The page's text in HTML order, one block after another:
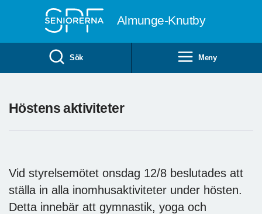
Almunge-Knutby
Sök Meny
Höstens aktiviteter
Vid styrelsemötet onsdag 12/8 beslutades att
ställa in alla inomhusaktiviteter under hösten.
Detta innebär att gymnastik, yoga och